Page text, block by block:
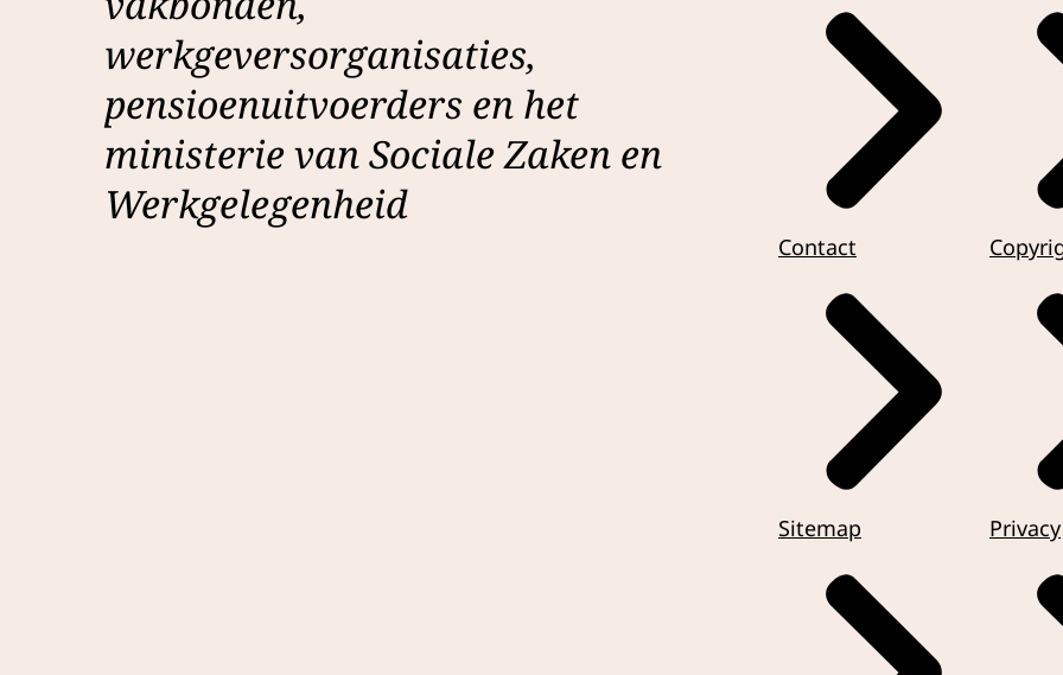
werkgeversorganisaties,
pensioenuitvoerders en het
ministerie van Sociale Zaken en
Werkgelegenheid
Contact
Sitemap Privacy